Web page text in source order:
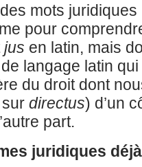
mots
pour
jus en latin, mais
de langage latin
du droit dont
directus) d’un
part.
juridiques